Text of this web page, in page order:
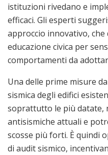
istituzioni rivedano e
efficaci. Gli esperti
approccio innovativo,
educazione civica per
comportamenti da
Una delle prime misure
sismica degli edifici
soprattutto le più datate,
antisismiche attuali e
scosse più forti. È quindi
di audit sismico,